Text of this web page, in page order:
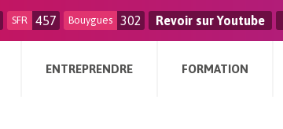
SFR 457 Bouygues 302 Revoir sur Youtube
ENTREPRENDRE FORMATION